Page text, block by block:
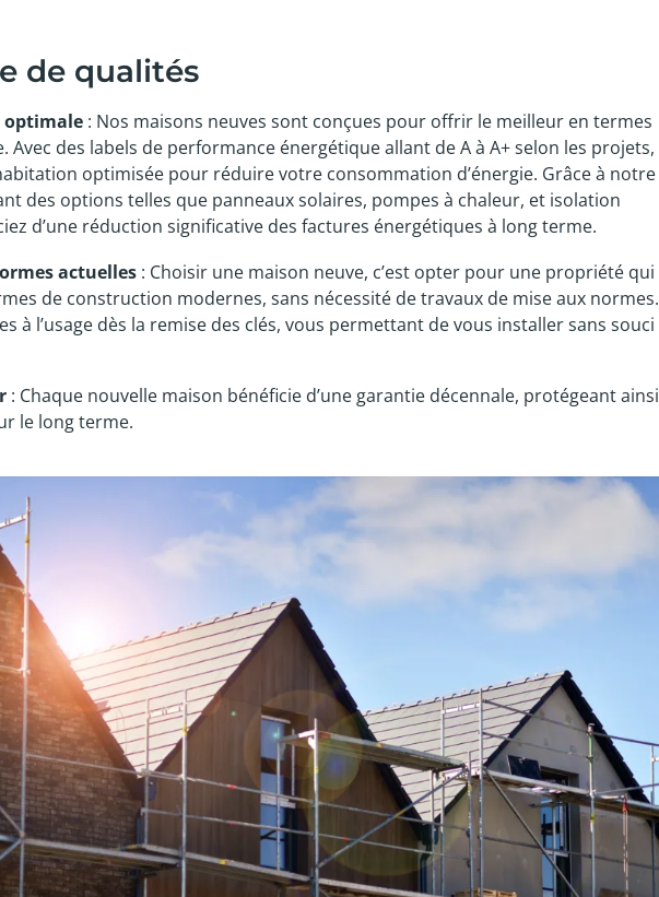
de qualités
optimale : Nos maisons neuves sont conçues pour offrir le meilleur en termes
Avec des labels de performance énergétique allant de A à A+ selon les projets,
optimisée pour réduire votre consommation d’énergie. Grâce à notre
des options telles que panneaux solaires, pompes à chaleur, et isolation
d’une réduction significative des factures énergétiques à long terme.
actuelles : Choisir une maison neuve, c’est opter pour une propriété qui
de construction modernes, sans nécessité de travaux de mise aux normes.
à l’usage dès la remise des clés, vous permettant de vous installer sans souci
: Chaque nouvelle maison bénéficie d’une garantie décennale, protégeant ainsi
le long terme.